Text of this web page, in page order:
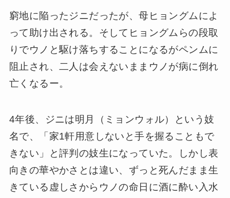
窮地に陥ったジニだったが、母ヒョングムによ
って助け出される。そしてヒョングムらの段取
りでウノと駆け落ちすることになるがペンムに
阻止され、二人は会えないままウノが病に倒れ
亡くなるー。
4年後、ジニは明月（ミョンウォル）という妓
名で、「家1軒用意しないと手を握ることもで
きない」と評判の妓生になっていた。しかし表
向きの華やかさとは違い、ずっと死んだまま生
きている虚しさからウノの命日に酒に酔い入水